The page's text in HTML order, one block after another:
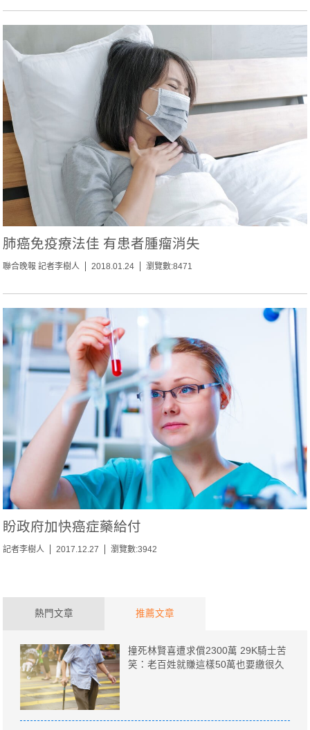
肺癌免疫療法佳 有患者腫瘤消失
聯合晚報 記者李樹人 2018.01.24 瀏覽數:8471
盼政府加快癌症藥給付
記者李樹人 2017.12.27 瀏覽數:3942
熱門文章 推薦文章
撞死林賢喜遭求償2300萬 29K騎士苦
笑：老百姓就賺這樣50萬也要繳很久